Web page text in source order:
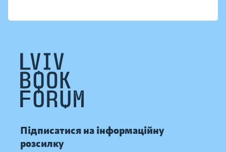
Підписатися на інформаційну
розсилку